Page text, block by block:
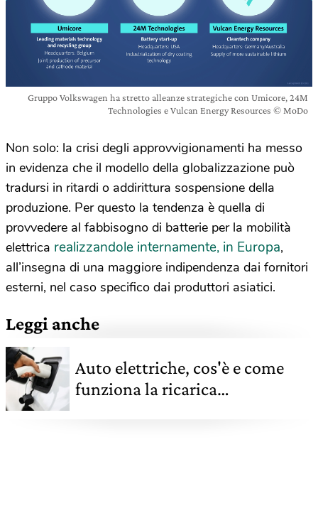
Gruppo Volkswagen ha stretto alleanze strategiche con Umicore, 24M
Technologies e Vulcan Energy Resources © MoDo
Non solo: la crisi degli approvvigionamenti ha messo
in evidenza che il modello della globalizzazione può
tradursi in ritardi o addirittura sospensione della
produzione. Per questo la tendenza è quella di
provvedere al fabbisogno di batterie per la mobilità
elettrica realizzandole internamente, in Europa,
all’insegna di una maggiore indipendenza dai fornitori
esterni, nel caso specifico dai produttori asiatici.
Leggi anche
Auto elettriche, cos'è e come
funziona la ricarica